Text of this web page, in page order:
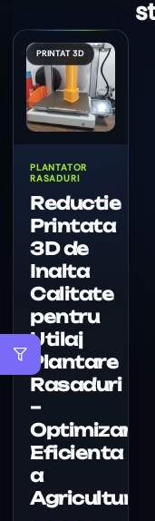
PLANTATOR
RASADURI
Reductie
Printata
3D de
Inalta
Calitate
pentru
Utilaj
Plantare
Rasaduri
–
Optimizare
Eficienta
a
Agriculturii